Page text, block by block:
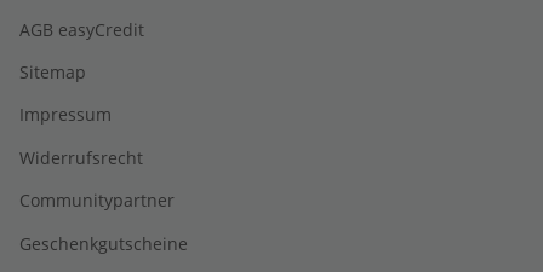
AGB easyCredit
Sitemap
Impressum
Widerrufsrecht
Communitypartner
Geschenkgutscheine